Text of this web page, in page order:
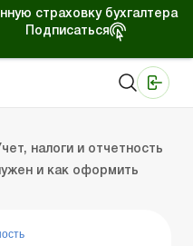
страховку бухгалтера
Подписаться
налоги и отчетность
и как оформить